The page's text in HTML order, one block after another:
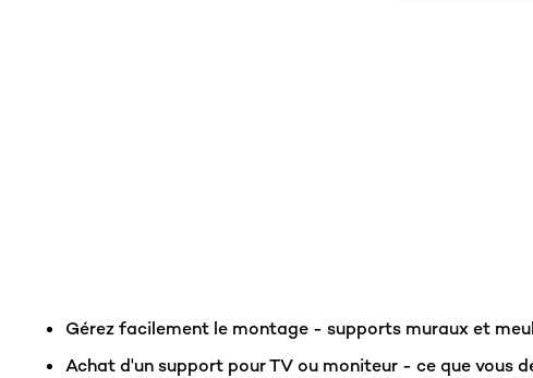
Gérez facilement le montage - supports muraux et
Achat d'un support pour TV ou moniteur - ce que vous